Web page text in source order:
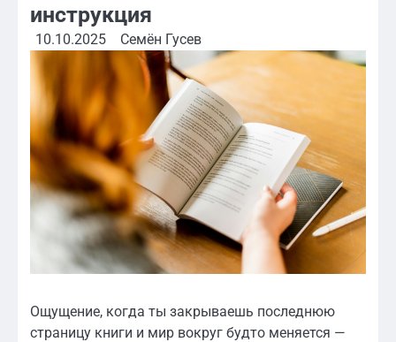
инструкция
10.10.2025 Семён Гусев
Ощущение, когда ты закрываешь последнюю
страницу книги и мир вокруг будто меняется —